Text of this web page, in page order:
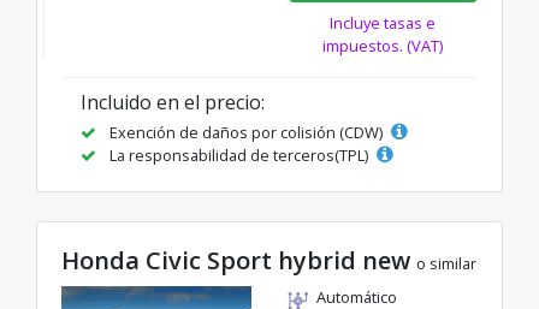
Incluye tasas e
impuestos. (VAT)
Incluido en el precio:
Exención de daños por colisión (CDW)
La responsabilidad de terceros(TPL)
Honda Civic Sport hybrid new o similar
Automático